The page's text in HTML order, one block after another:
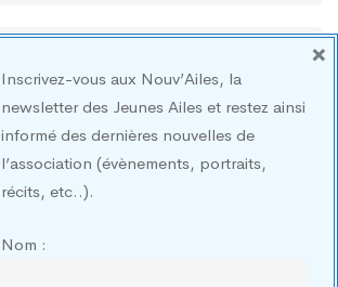
Inscrivez-vous aux Nouv’Ailes, la
newsletter des Jeunes Ailes et restez ainsi
informé des dernières nouvelles de
l’association (évènements, portraits,
récits, etc..).
Nom :
×